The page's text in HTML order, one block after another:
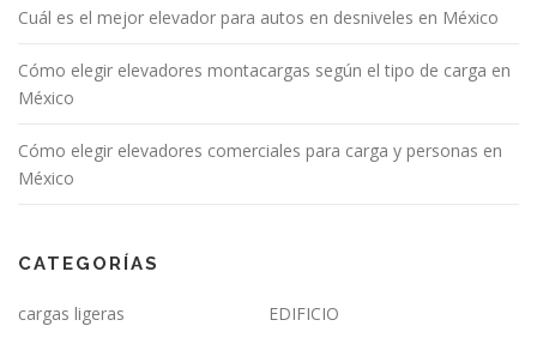
Cuál es el mejor elevador para autos en desniveles en México
Cómo elegir elevadores montacargas según el tipo de carga en
México
Cómo elegir elevadores comerciales para carga y personas en
México
CATEGORÍAS
cargas ligeras
EDIFICIO